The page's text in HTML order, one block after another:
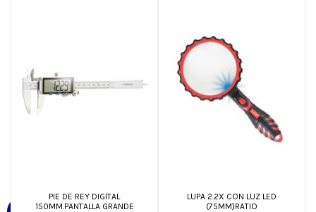
PIE DE REY DIGITAL
150MM.PANTALLA GRANDE
LUPA 2.2X CON LUZ LED
(75MM)RATIO